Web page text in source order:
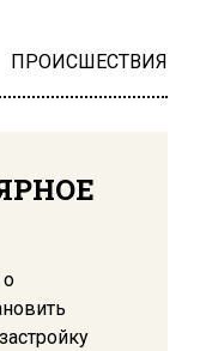
ПРОИСШЕСТВИЯ
о